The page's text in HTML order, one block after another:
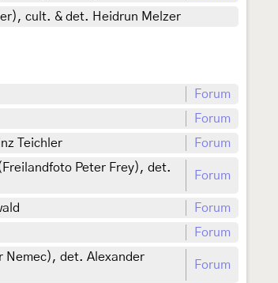
cult. & det. Heidrun Melzer
Forum
Forum
Teichler
Forum
Peter Frey), det.
Forum
Forum
Forum
Nemec), det. Alexander
Forum